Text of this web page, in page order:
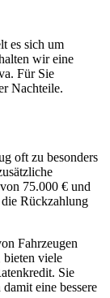
es sich um
wir eine
Für Sie
Nachteile.
oft zu besonders
75.000 € und
Rückzahlung
Fahrzeugen
bieten viele
Sie
eine bessere